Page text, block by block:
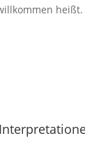
heißt.